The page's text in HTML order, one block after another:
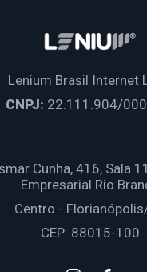
Lenium Brasil Internet
CNPJ: 22.111.904/
Cunha, 416, Sala
Empresarial Rio
Centro -
CEP: 88015-100